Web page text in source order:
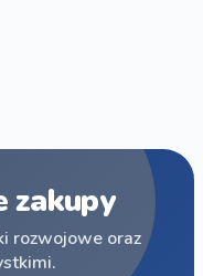
zakupy
rozwojowe oraz